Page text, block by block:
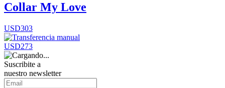
Collar My Love
USD303
USD273
Suscribite a
nuestro newsletter